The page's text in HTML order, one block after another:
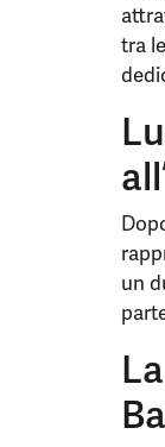
tra
un